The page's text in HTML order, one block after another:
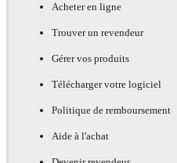
Acheter en ligne
Trouver un revendeur
Gérer vos produits
Télécharger votre logiciel
Politique de remboursement
Aide à l'achat